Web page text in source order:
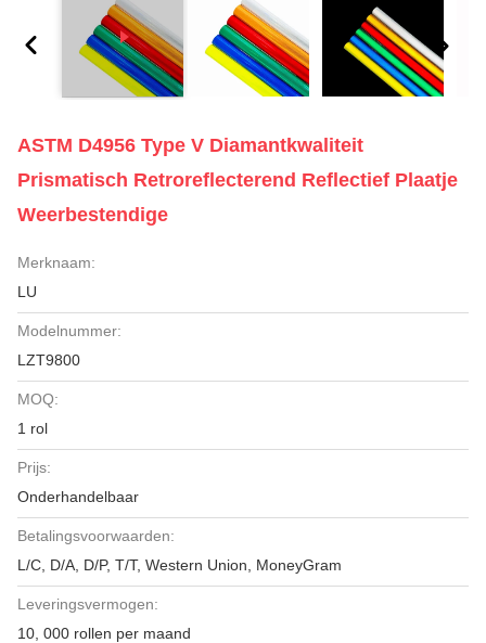
ASTM D4956 Type V Diamantkwaliteit
Prismatisch Retroreflecterend Reflectief Plaatje
Weerbestendige
Merknaam:
LU
Modelnummer:
LZT9800
MOQ:
1 rol
Prijs:
Onderhandelbaar
Betalingsvoorwaarden:
L/C, D/A, D/P, T/T, Western Union, MoneyGram
Leveringsvermogen:
10, 000 rollen per maand